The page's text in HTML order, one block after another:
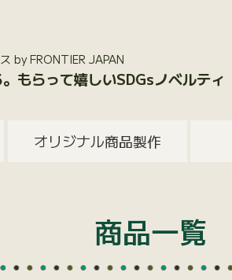
by FRONTIER JAPAN
もらって嬉しいSDGsノベルティ
オリジナル商品製作
商品一覧